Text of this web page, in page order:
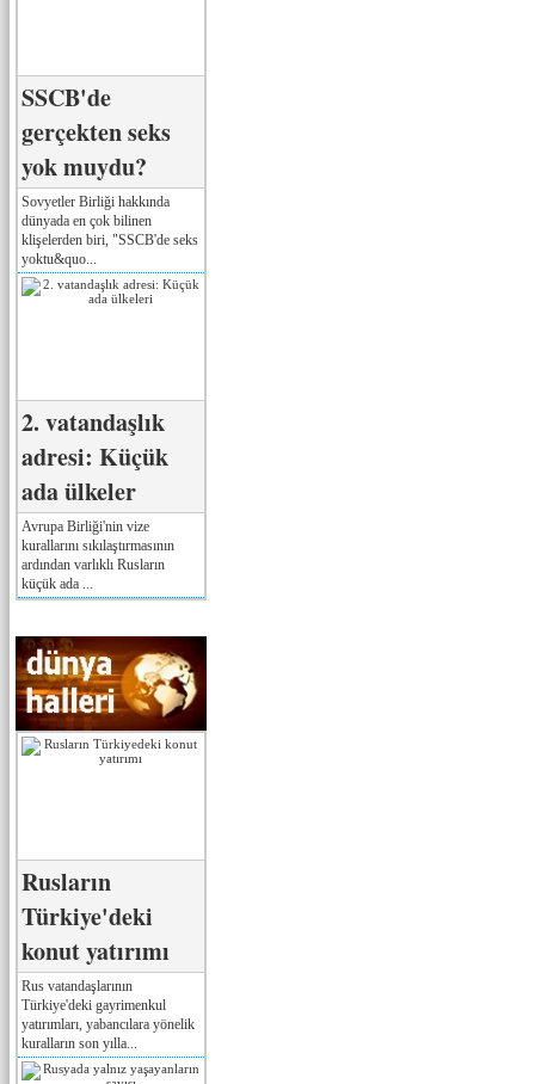
SSCB'de
gerçekten seks
yok muydu?
Sovyetler Birliği hakkında
dünyada en çok bilinen
klişelerden biri, "SSCB'de seks
yoktu&quo...
2. vatandaşlık
adresi: Küçük
ada ülkeler
Avrupa Birliği'nin vize
kurallarını sıkılaştırmasının
ardından varlıklı Rusların
küçük ada ...
Rusların
Türkiye'deki
konut yatırımı
Rus vatandaşlarının
Türkiye'deki gayrimenkul
yatırımları, yabancılara yönelik
kuralların son yılla...